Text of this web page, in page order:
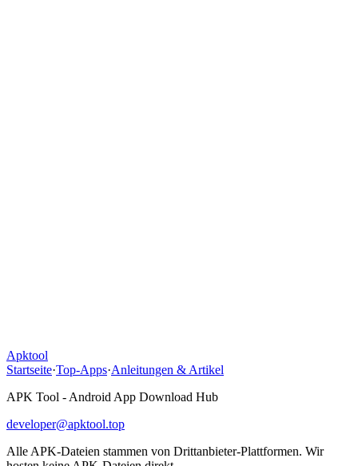
Apktool
Startseite·Top-Apps·Anleitungen & Artikel
APK Tool - Android App Download Hub
developer@apktool.top
Alle APK-Dateien stammen von Drittanbieter-Plattformen. Wir